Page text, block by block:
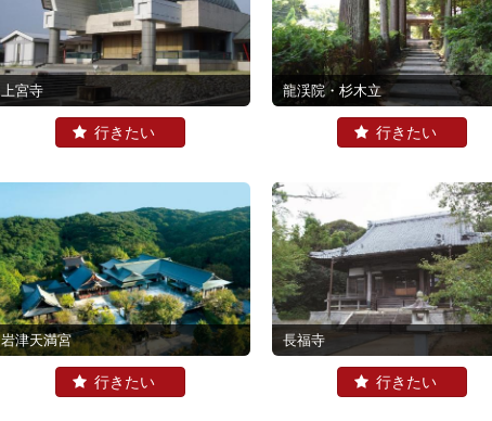
上宮寺 龍渓院・杉木立
岩津天満宮 長福寺